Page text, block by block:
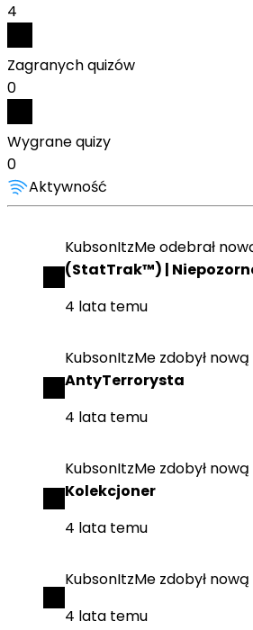
4
Zagranych quizów
0
Wygrane quizy
0
Aktywność
KubsonItzMeodebrał
(StatTrak™) |
4 lata temu
KubsonItzMe zdobył nową
AntyTerrorysta
4 lata temu
KubsonItzMe zdobył nową
Kolekcjoner
4 lata temu
KubsonItzMe zdobył nową
4 lata temu